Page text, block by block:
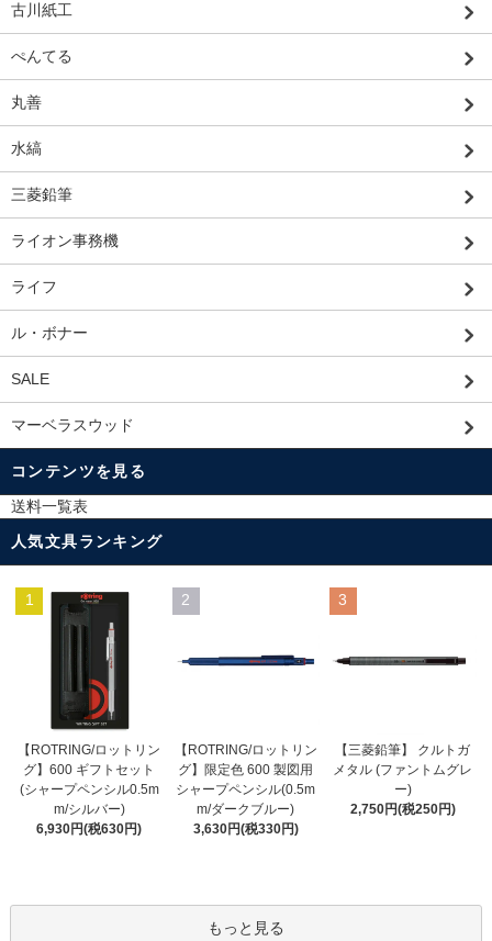
古川紙工
ぺんてる
丸善
水縞
三菱鉛筆
ライオン事務機
ライフ
ル・ボナー
SALE
マーベラスウッド
コンテンツを見る
送料一覧表
人気文具ランキング
1
【ROTRING/ロットリン
グ】600 ギフトセット
(シャープペンシル0.5m
m/シルバー)
6,930円(税630円)
2
【ROTRING/ロットリン
グ】限定色 600 製図用
シャープペンシル(0.5m
m/ダークブルー)
3,630円(税330円)
3
【三菱鉛筆】 クルトガ
メタル (ファントムグレ
ー)
2,750円(税250円)
もっと見る